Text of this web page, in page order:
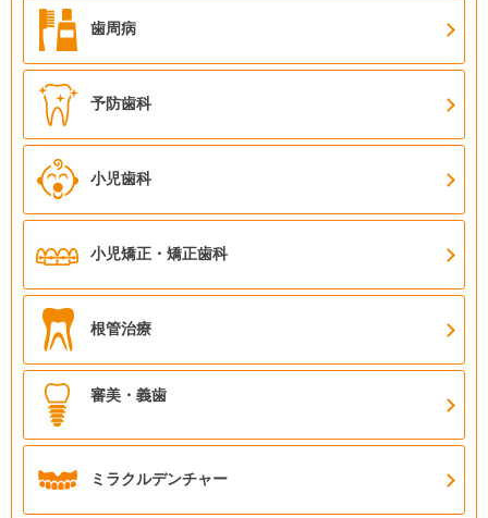
歯周病
予防歯科
小児歯科
小児矯正・矯正歯科
根管治療
審美・義歯
ミラクルデンチャー